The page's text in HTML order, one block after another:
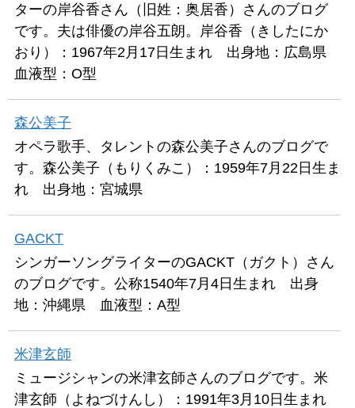
ターの岸谷香さん（旧姓：奥居香）さんのブログ
です。夫は俳優の岸谷五朗。岸谷香（きしたにか
おり）：1967年2月17日生まれ 出身地：広島県
血液型：O型
森公美子
オペラ歌手、タレントの森公美子さんのブログで
す。森公美子（もりくみこ）：1959年7月22日生ま
れ 出身地：宮城県
GACKT
シンガーソングライターのGACKT（ガクト）さん
のブログです。公称1540年7月4日生まれ 出身
地：沖縄県 血液型：A型
米津玄師
ミュージシャンの米津玄師さんのブログです。米
津玄師（よねづけんし）：1991年3月10日生まれ